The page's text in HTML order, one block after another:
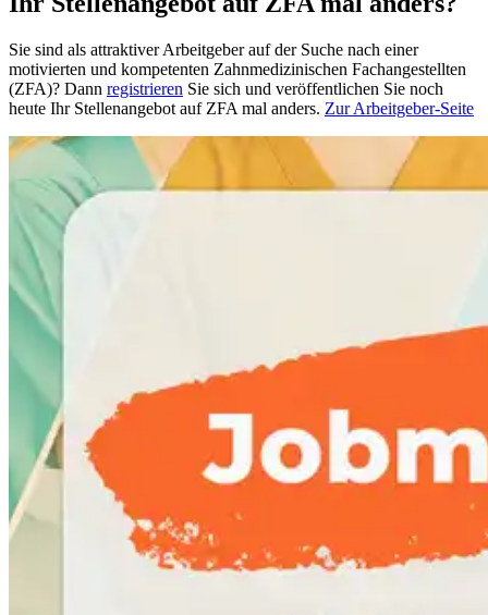
Sie sind als attraktiver Arbeitgeber auf der Suche nach einer
motivierten und kompetenten Zahnmedizinischen Fachangestellten
(ZFA)? Dann registrieren Sie sich und veröffentlichen Sie noch
heute Ihr Stellenangebot auf ZFA mal anders. Zur Arbeitgeber-Seite